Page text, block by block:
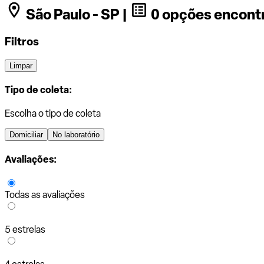
São Paulo - SP |
0 opções
Filtros
Limpar
Tipo de coleta:
Escolha o tipo de coleta
Domiciliar No laboratório
Avaliações:
Todas as avaliações
5 estrelas